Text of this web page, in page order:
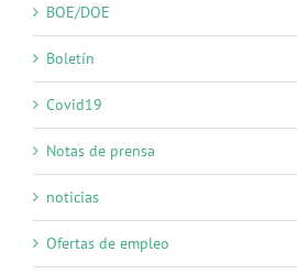
BOE/DOE
Boletín
Covid19
Notas de prensa
noticias
Ofertas de empleo